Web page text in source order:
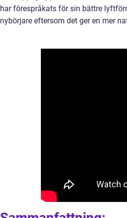
har förespråkats för sin bättre
nybörjare eftersom det ger en mer